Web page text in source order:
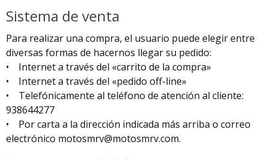
Sistema de venta
Para realizar una compra, el usuario puede elegir entre
diversas formas de hacernos llegar su pedido:
• Internet a través del «carrito de la compra»
• Internet a través del «pedido off-line»
• Telefónicamente al teléfono de atención al cliente:
938644277
• Por carta a la dirección indicada más arriba o correo
electrónico motosmrv@motosmrv.com.